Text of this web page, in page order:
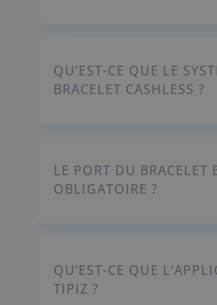
QU’EST-CE QUE LE
BRACELET CASHLESS ?
LE PORT DU BRACELET
OBLIGATOIRE ?
QU’EST-CE QUE
TIPIZ ?